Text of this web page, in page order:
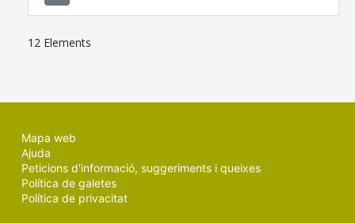
12 Elements
Mapa web
Ajuda
Peticions d'informació, suggeriments i queixes
Política de galetes
Política de privacitat